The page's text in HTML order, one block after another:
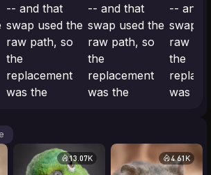
-- and that
swap used the
raw path, so
the
replacement
was the
original: 13
thumbnails, all
eager, each
-- and that
swap used the
raw path, so
the
replacement
was the
thumbnails, all
eager, each
-- and
swap
raw
the
was the
eager,
13.07K 4.61K